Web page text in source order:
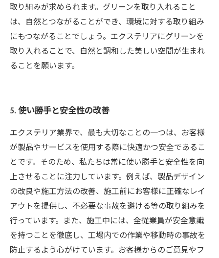
取り組みが求められます。グリーンを取り入れること
は、自然とつながることができ、環境に対する取り組み
にもつながることでしょう。エクステリアにグリーンを
取り入れることで、自然と調和した美しい空間が生まれ
ることを願います。
5. 使い勝手と安全性の改善
エクステリア業界で、最も大切なことの一つは、お客様
が製品やサービスを使用する際に快適かつ安全であるこ
とです。そのため、私たちは常に使い勝手と安全性を向
上させることに注力しています。例えば、製品デザイン
の改良や施工方法の改善、施工前にお客様に正確なレイ
アウトを提供し、不必要な事故を避ける等の取り組みを
行っています。また、施工中には、全従業員が安全意識
を持つことを徹底し、工場内での作業や移動時の事故を
防止するよう心がけています。お客様からのご意見やフ